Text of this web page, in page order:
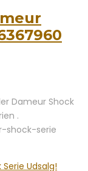
Dameur Shock
.
shock-serie